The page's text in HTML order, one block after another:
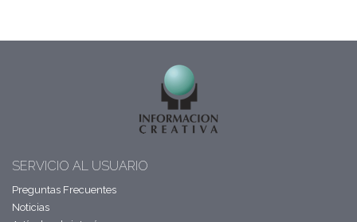
SERVICIO AL USUARIO
Preguntas Frecuentes
Noticias